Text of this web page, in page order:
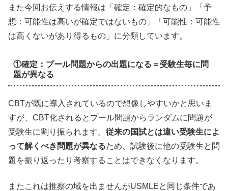
また今回お伝えする情報は「確定：確定的なもの」「予
想：可能性は高いが確定ではないもの」「可能性：可能性
は高くないがあり得るもの」に分類しています。
①確定：プール問題からの出題になる＝受験生毎に問
題が異なる
CBTが既に導入されているので想像しやすいかと思いま
すが、CBT化されるとプール問題からランダムに問題が
受験生に割り振られます。 従来の国試とは違い受験生によ
って解くべき問題が異なるため、試験後に他の受験生と問
題を振り返ったり考察することはできなくなります。
またこれは推察の域を出ませんがUSMLEと同じ条件であ